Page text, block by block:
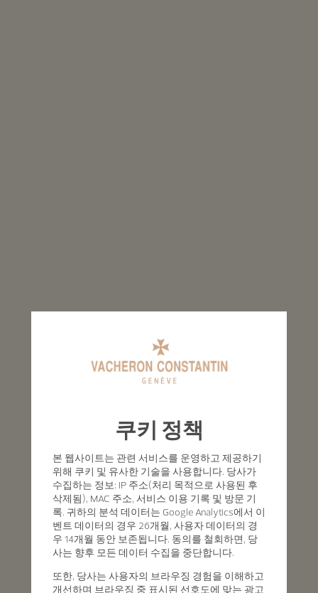
쿠키 정책
본 웹사이트는 관련 서비스를 운영하고 제공하기
위해 쿠키 및 유사한 기술을 사용합니다. 당사가
수집하는 정보: IP 주소(처리 목적으로 사용된 후
삭제됨), MAC 주소, 서비스 이용 기록 및 방문 기
록. 귀하의 분석 데이터는 Google Analytics에서 이
벤트 데이터의 경우 26개월, 사용자 데이터의 경
우 14개월 동안 보존됩니다. 동의를 철회하면, 당
사는 향후 모든 데이터 수집을 중단합니다.
또한, 당사는 사용자의 브라우징 경험을 이해하고
개선하며 브라우징 중 표시된 선호도에 맞는 광고